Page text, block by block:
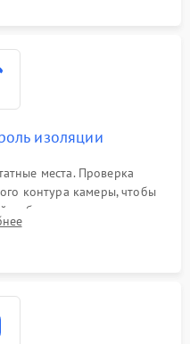
изоляции
места. Проверка
контура камеры, чтобы
мебели и потерю тепла.
корпуса шкафа.